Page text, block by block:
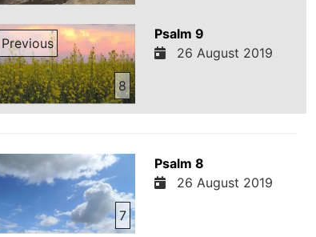
Previous
8
Psalm 9
26 August 2019
7
Psalm 8
26 August 2019